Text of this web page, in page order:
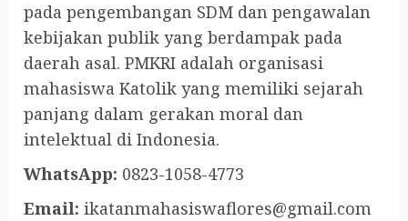
pada pengembangan SDM dan pengawalan
kebijakan publik yang berdampak pada
daerah asal. PMKRI adalah organisasi
mahasiswa Katolik yang memiliki sejarah
panjang dalam gerakan moral dan
intelektual di Indonesia.
WhatsApp: 0823-1058-4773
Email: ikatanmahasiswaflores@gmail.com